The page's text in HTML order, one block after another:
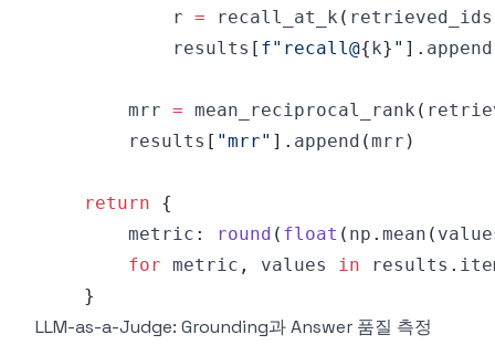
            r
= recall_at_k ( retrieved_ids
            results
[ f"recall@{k} " ] . append
        mrr
= mean_reciprocal_rank (
        results
[ "mrr" ] . append (mrr )
return
{
        metric
: round ( float ( np . mean (
for metric , values in results .
}
LLM-as-a-Judge: Grounding과 Answer 품질 측정